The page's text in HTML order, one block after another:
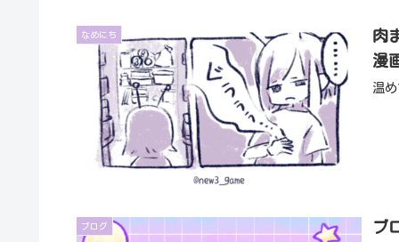
なめにち
肉
漫
温
ブログ
ブ